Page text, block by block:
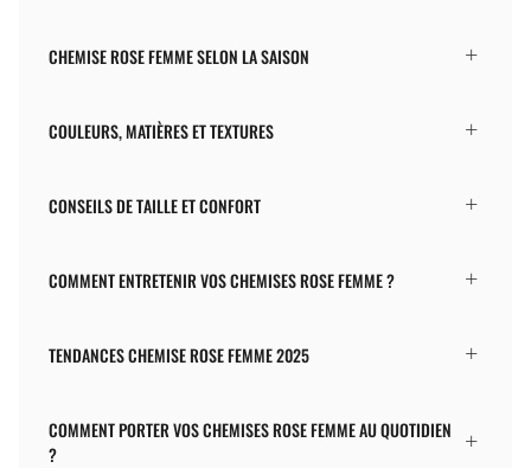
CHEMISE ROSE FEMME SELON LA SAISON
COULEURS, MATIÈRES ET TEXTURES
CONSEILS DE TAILLE ET CONFORT
COMMENT ENTRETENIR VOS CHEMISES ROSE FEMME ?
TENDANCES CHEMISE ROSE FEMME 2025
COMMENT PORTER VOS CHEMISES ROSE FEMME AU QUOTIDIEN
?